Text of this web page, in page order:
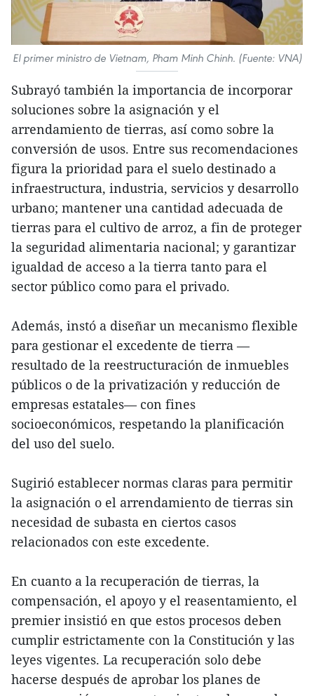
El primer ministro de Vietnam, Pham Minh Chinh. (Fuente: VNA)
Subrayó también la importancia de incorporar
soluciones sobre la asignación y el
arrendamiento de tierras, así como sobre la
conversión de usos. Entre sus recomendaciones
figura la prioridad para el suelo destinado a
infraestructura, industria, servicios y desarrollo
urbano; mantener una cantidad adecuada de
tierras para el cultivo de arroz, a fin de proteger
la seguridad alimentaria nacional; y garantizar
igualdad de acceso a la tierra tanto para el
sector público como para el privado.
Además, instó a diseñar un mecanismo flexible
para gestionar el excedente de tierra —
resultado de la reestructuración de inmuebles
públicos o de la privatización y reducción de
empresas estatales— con fines
socioeconómicos, respetando la planificación
del uso del suelo.
Sugirió establecer normas claras para permitir
la asignación o el arrendamiento de tierras sin
necesidad de subasta en ciertos casos
relacionados con este excedente.
En cuanto a la recuperación de tierras, la
compensación, el apoyo y el reasentamiento, el
premier insistió en que estos procesos deben
cumplir estrictamente con la Constitución y las
leyes vigentes. La recuperación solo debe
hacerse después de aprobar los planes de